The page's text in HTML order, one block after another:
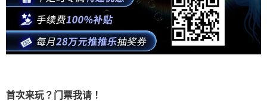
首次来玩？门票我请！